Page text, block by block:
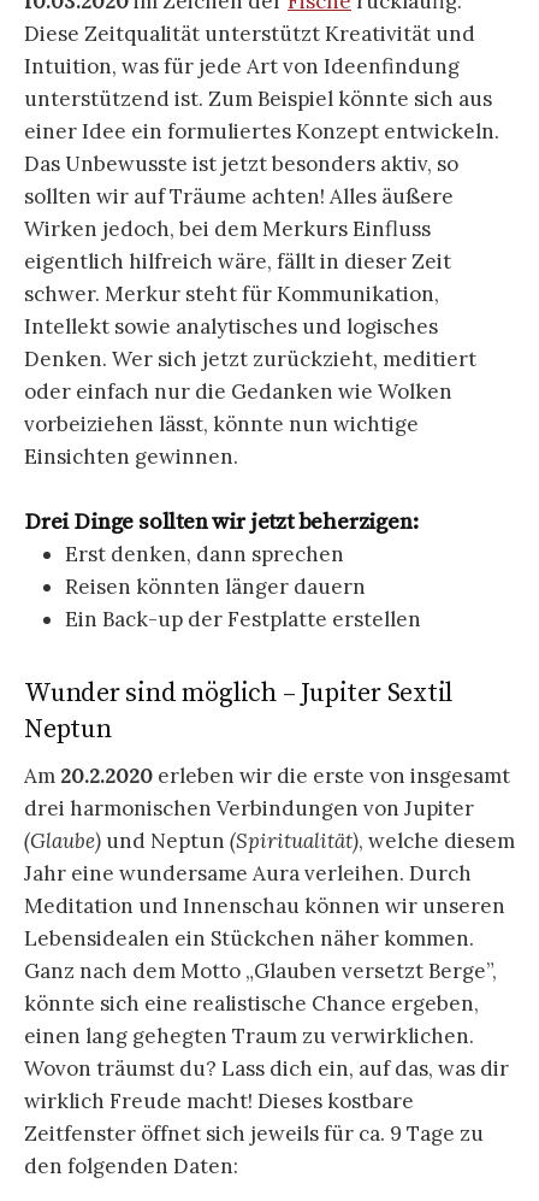
Diese Zeitqualität unterstützt Kreativität und
Intuition, was für jede Art von Ideenfindung
unterstützend ist. Zum Beispiel könnte sich aus
einer Idee ein formuliertes Konzept entwickeln.
Das Unbewusste ist jetzt besonders aktiv, so
sollten wir auf Träume achten! Alles äußere
Wirken jedoch, bei dem Merkurs Einfluss
eigentlich hilfreich wäre, fällt in dieser Zeit
schwer. Merkur steht für Kommunikation,
Intellekt sowie analytisches und logisches
Denken. Wer sich jetzt zurückzieht, meditiert
oder einfach nur die Gedanken wie Wolken
vorbeiziehen lässt, könnte nun wichtige
Einsichten gewinnen.
Drei Dinge sollten wir jetzt beherzigen:
Erst denken, dann sprechen
Reisen könnten länger dauern
Ein Back-up der Festplatte erstellen
Wunder sind möglich – Jupiter Sextil
Neptun
Am 20.2.2020 erleben wir die erste von insgesamt
drei harmonischen Verbindungen von Jupiter
(Glaube) und Neptun (Spiritualität), welche diesem
Jahr eine wundersame Aura verleihen. Durch
Meditation und Innenschau können wir unseren
Lebensidealen ein Stückchen näher kommen.
Ganz nach dem Motto „Glauben versetzt Berge”,
könnte sich eine realistische Chance ergeben,
einen lang gehegten Traum zu verwirklichen.
Wovon träumst du? Lass dich ein, auf das, was dir
wirklich Freude macht! Dieses kostbare
Zeitfenster öffnet sich jeweils für ca. 9 Tage zu
den folgenden Daten: